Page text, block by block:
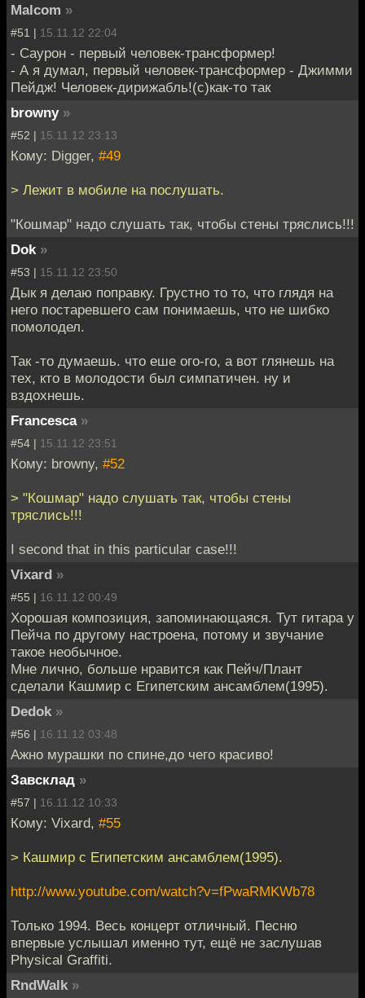
Malcom »
#51 | 15.11.12 22:04
- Саурон - первый человек-трансформер!
- А я думал, первый человек-трансформер - Джимми
Пейдж! Человек-дирижабль!(с)как-то так
browny »
#52 | 15.11.12 23:13
Кому: Digger, #49
> Лежит в мобиле на послушать.
"Кошмар" надо слушать так, чтобы стены тряслись!!!
Dok »
#53 | 15.11.12 23:50
Дык я делаю поправку. Грустно то то, что глядя на
него постаревшего сам понимаешь, что не шибко
помолодел.
Так -то думаешь. что еше ого-го, а вот глянешь на
тех, кто в молодости был симпатичен. ну и
вздохнешь.
Francesca »
#54 | 15.11.12 23:51
Кому: browny, #52
> "Кошмар" надо слушать так, чтобы стены
тряслись!!!
I second that in this particular case!!!
Vixard »
#55 | 16.11.12 00:49
Хорошая композиция, запоминающаяся. Тут гитара у
Пейча по другому настроена, потому и звучание
такое необычное.
Мне лично, больше нравится как Пейч/Плант
сделали Кашмир с Египетским ансамблем(1995).
Dedok »
#56 | 16.11.12 03:48
Ажно мурашки по спине,до чего красиво!
Завсклад »
#57 | 16.11.12 10:33
Кому: Vixard, #55
> Кашмир с Египетским ансамблем(1995).
http://www.youtube.com/watch?v=fPwaRMKWb78
Только 1994. Весь концерт отличный. Песню
впервые услышал именно тут, ещё не заслушав
Physical Graffiti.
RndWalk »